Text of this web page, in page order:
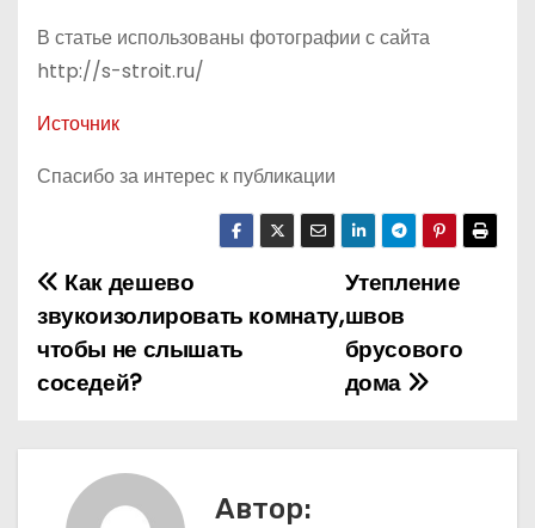
В статье использованы фотографии с сайта
http://s-stroit.ru/
Источник
Спасибо за интерес к публикации
Н
а
в
и
Утепление
швов
брусового
дома
Как дешево
звукоизолировать комнату,
чтобы не слышать
соседей?
Автор: